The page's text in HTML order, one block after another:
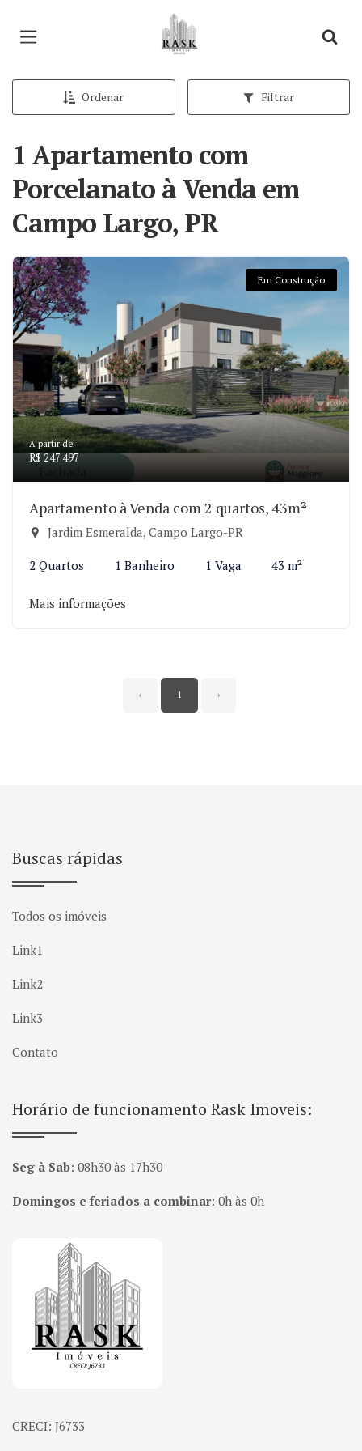
Página inicial
Ordenar Filtrar
1 Apartamento com
Porcelanato à Venda em
Campo Largo, PR
Em Construção
A partir de:
R$ 247.497
Apartamento à Venda com 2 quartos, 43m²
Jardim Esmeralda, Campo Largo-PR
2 Quartos 1 Banheiro 1 Vaga 43 m²
Mais informações
‹ 1 ›
Buscas rápidas
Todos os imóveis
Link1
Link2
Link3
Contato
Horário de funcionamento Rask Imoveis:
Seg à Sab: 08h30 às 17h30
Domingos e feriados a combinar: 0h às 0h
Página inicial
CRECI: J6733